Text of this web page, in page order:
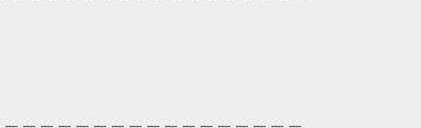
_ _ _ _ _ _ _ _ _ _ _ _ _ _ _ _